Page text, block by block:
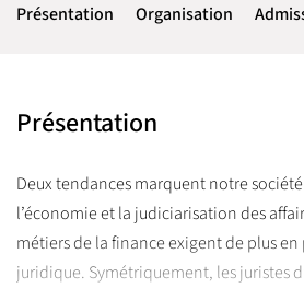
Présentation Organisation
Présentation
Deux tendances marquent notre
l’économie et la judiciarisation des
métiers de la finance exigent de plus
juridique. Symétriquement, les juristes